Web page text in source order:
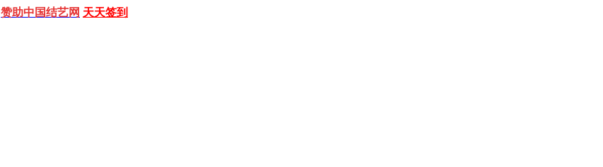
赞助中国结艺网 天天签到